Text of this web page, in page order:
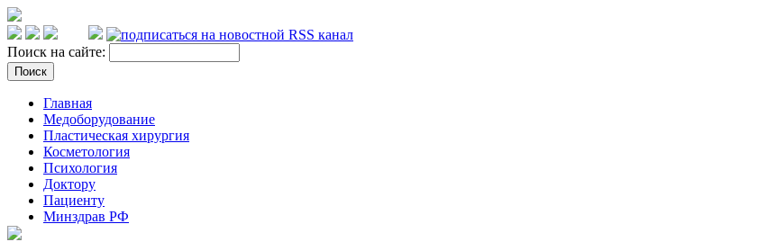
Поиск на сайте:
Главная
Медоборудование
Пластическая хирургия
Косметология
Психология
Доктору
Пациенту
Минздрав РФ